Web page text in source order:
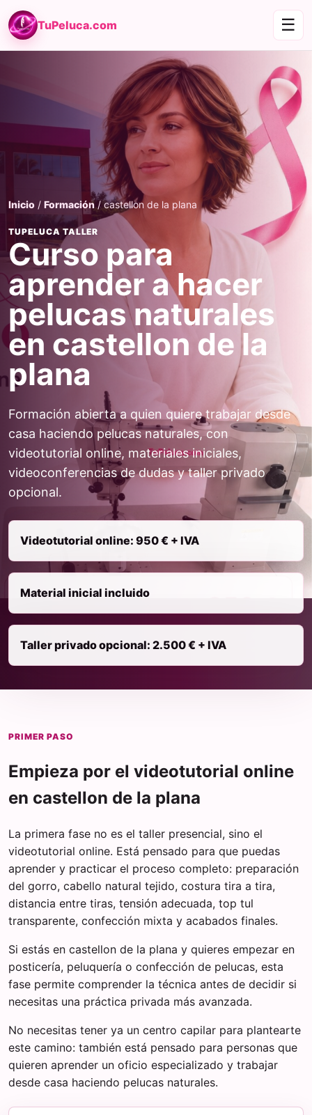
TuPeluca.com ☰
Inicio / Formación / castellon de la plana
TUPELUCA TALLER
Curso para
aprender a hacer
pelucas naturales
en castellon de la
plana
Formación abierta a quien quiere trabajar desde
casa haciendo pelucas naturales, con
videotutorial online, materiales iniciales,
videoconferencias de dudas y taller privado
opcional.
Videotutorial online: 950 € + IVA
Material inicial incluido
Taller privado opcional: 2.500 € + IVA
PRIMER PASO
Empieza por el videotutorial online
en castellon de la plana
La primera fase no es el taller presencial, sino el
videotutorial online. Está pensado para que puedas
aprender y practicar el proceso completo: preparación
del gorro, cabello natural tejido, costura tira a tira,
distancia entre tiras, tensión adecuada, top tul
transparente, confección mixta y acabados finales.
Si estás en castellon de la plana y quieres empezar en
posticería, peluquería o confección de pelucas, esta
fase permite comprender la técnica antes de decidir si
necesitas una práctica privada más avanzada.
No necesitas tener ya un centro capilar para plantearte
este camino: también está pensado para personas que
quieren aprender un oficio especializado y trabajar
desde casa haciendo pelucas naturales.